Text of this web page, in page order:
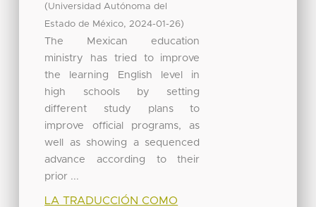
(Universidad Autónoma del
Estado de México, 2024-01-26)
The Mexican education
ministry has tried to improve
the learning English level in
high schools by setting
different study plans to
improve official programs, as
well as showing a sequenced
advance according to their
prior ...
LA TRADUCCIÓN COMO